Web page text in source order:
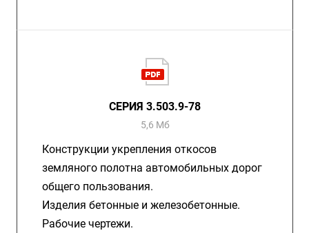
СЕРИЯ 3.503.9-78
5,6 Мб
Конструкции укрепления откосов
земляного полотна автомобильных дорог
общего пользования.
Изделия бетонные и железобетонные.
Рабочие чертежи.